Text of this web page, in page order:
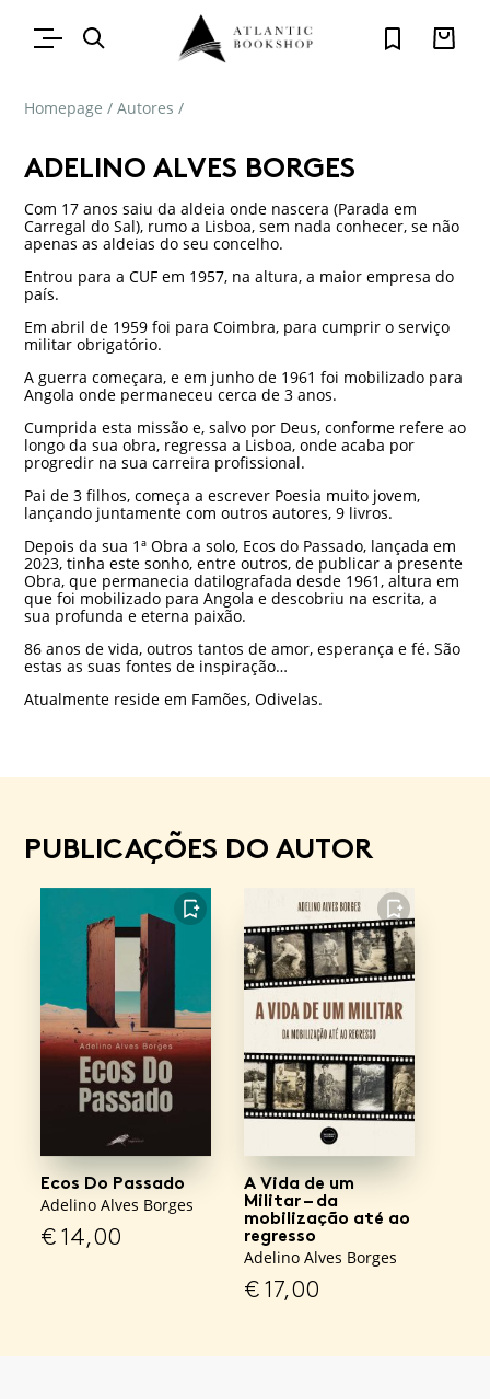
Homepage / Autores /
ADELINO ALVES BORGES
Com 17 anos saiu da aldeia onde nascera (Parada em
Carregal do Sal), rumo a Lisboa, sem nada conhecer, se não
apenas as aldeias do seu concelho.
Entrou para a CUF em 1957, na altura, a maior empresa do
país.
Em abril de 1959 foi para Coimbra, para cumprir o serviço
militar obrigatório.
A guerra começara, e em junho de 1961 foi mobilizado para
Angola onde permaneceu cerca de 3 anos.
Cumprida esta missão e, salvo por Deus, conforme refere ao
longo da sua obra, regressa a Lisboa, onde acaba por
progredir na sua carreira profissional.
Pai de 3 filhos, começa a escrever Poesia muito jovem,
lançando juntamente com outros autores, 9 livros.
Depois da sua 1ª Obra a solo, Ecos do Passado, lançada em
2023, tinha este sonho, entre outros, de publicar a presente
Obra, que permanecia datilografada desde 1961, altura em
que foi mobilizado para Angola e descobriu na escrita, a
sua profunda e eterna paixão.
86 anos de vida, outros tantos de amor, esperança e fé. São
estas as suas fontes de inspiração…
Atualmente reside em Famões, Odivelas.
PUBLICAÇÕES DO AUTOR
FAVORITO
Ecos Do Passado
Adelino Alves Borges
€14,00
FAVORITO
A Vida de um
Militar – da
mobilização até ao
regresso
Adelino Alves Borges
€17,00